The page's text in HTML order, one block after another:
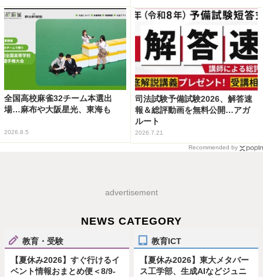
全国高校麻雀32チーム本選出
場…麻布や大阪星光、東海も
2026.8.5
司法試験予備試験2026、解答速
報＆総評動画を無料公開…アガ
ルート
2026.7.21
Recommended by
advertisement
NEWS CATEGORY
教育・受験
【夏休み2026】すぐ行けるイ
ベント情報おまとめ便＜8/9-
教育ICT
【夏休み2026】東大メタバー
ス工学部、生成AIなどジュニ